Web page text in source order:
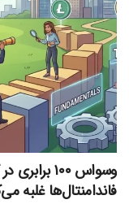
وسواس ۱۰۰
فاندامنتال‌ها غلبه